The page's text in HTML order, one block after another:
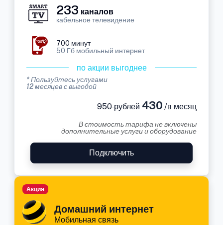
233 каналов
кабельное телевидение
700 минут
50 Гб мобильный интернет
по акции выгоднее
* Пользуйтесь услугами
12 месяцев с выгодой
950 рублей430 /в месяц
В стоимость тарифа не включены
дополнительные услуги и оборудование
Подключить
Домашний интернет
Мобильная связь
Акция